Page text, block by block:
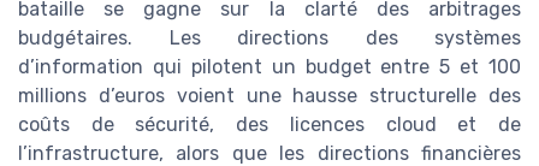
bataille se gagne sur la clarté des arbitrages
budgétaires. Les directions des systèmes
d’information qui pilotent un budget entre 5 et 100
millions d’euros voient une hausse structurelle des
coûts de sécurité, des licences cloud et de
l’infrastructure, alors que les directions financières